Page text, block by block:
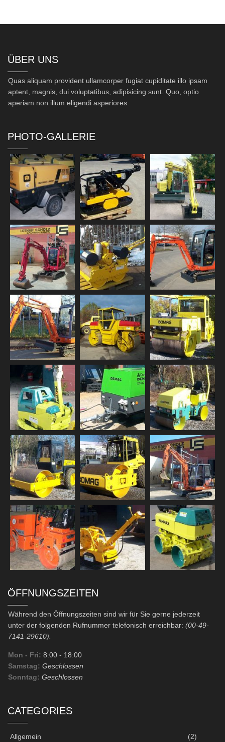
ÜBER UNS
Quas aliquam provident ullamcorper fugiat cupiditate illo ipsam
aptent, magnis, dui voluptatibus, adipisicing sunt. Quo, optio
aperiam non illum eligendi asperiores.
PHOTO-GALLERIE
ÖFFNUNGSZEITEN
Während den Öffnungszeiten sind wir für Sie gerne jederzeit
unter der folgenden Rufnummer telefonisch erreichbar: (00-49-
7141-29610).
Mon - Fri: 8:00 - 18:00
Samstag: Geschlossen
Sonntag: Geschlossen
CATEGORIES
Allgemein (2)